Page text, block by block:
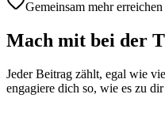
Gemeinsam mehr erreichen
Mach mit bei der
Jeder Beitrag zählt, egal wie
engagiere dich so, wie es zu dir